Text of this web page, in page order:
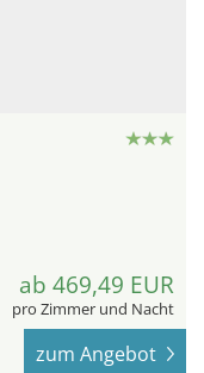
ab 469,49 EUR
pro Zimmer und Nacht
zum Angebot